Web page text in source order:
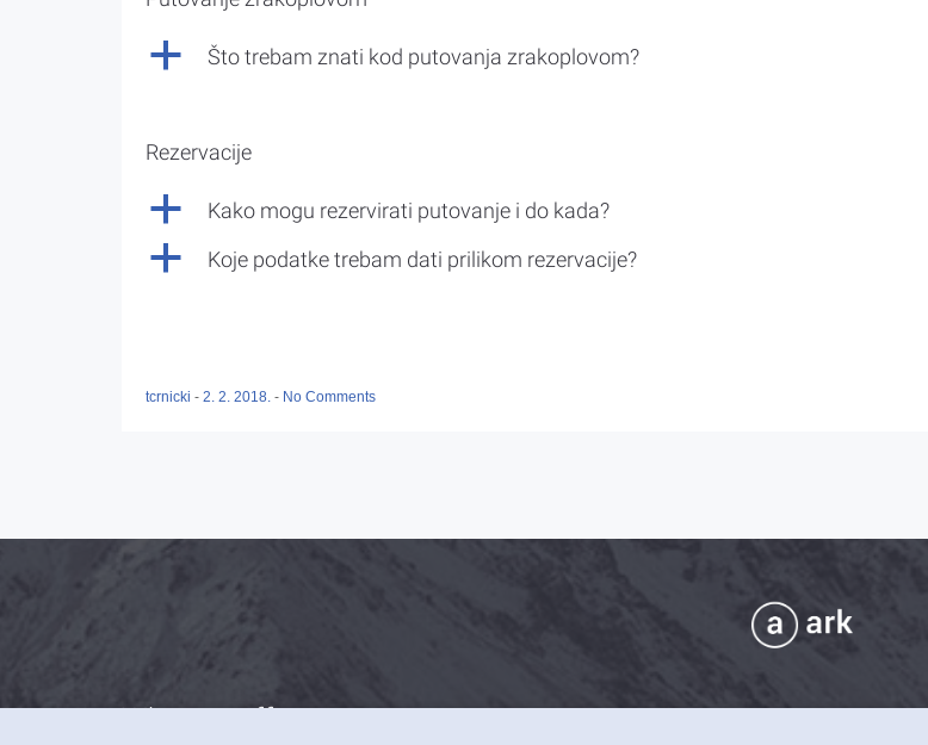
a Što trebam znati kod putovanja zrakoplovom?
Rezervacije
a Kako mogu rezervirati putovanje i do kada?
a Koje podatke trebam dati prilikom rezervacije?
tcrnicki - 2. 2. 2018. - No Comments
What we offer